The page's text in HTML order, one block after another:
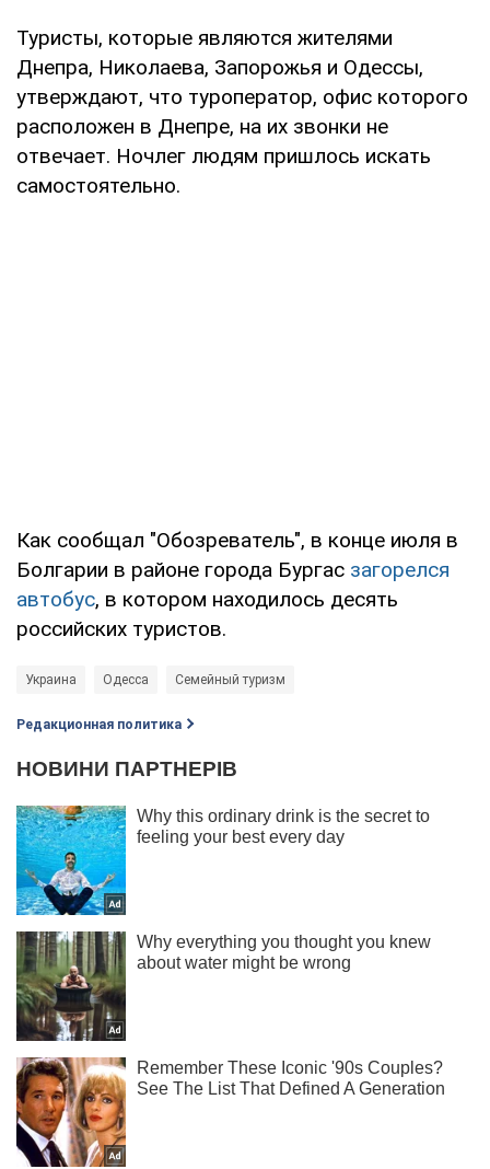
Туристы, которые являются жителями
Днепра, Николаева, Запорожья и Одессы,
утверждают, что туроператор, офис которого
расположен в Днепре, на их звонки не
отвечает. Ночлег людям пришлось искать
самостоятельно.
Как сообщал "Обозреватель", в конце июля в
Болгарии в районе города Бургас загорелся
автобус, в котором находилось десять
российских туристов.
Украина Одесса Семейный туризм
Редакционная политика